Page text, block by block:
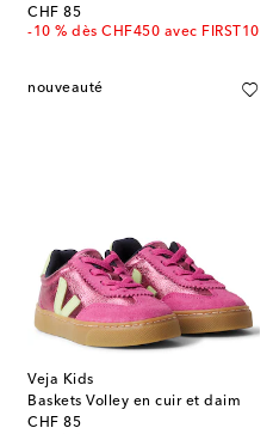
CHF 85
original price
-10 % dès CHF450 avec FIRST10
nouveauté
Veja Kids
Baskets Volley en cuir et daim
CHF 85
original price